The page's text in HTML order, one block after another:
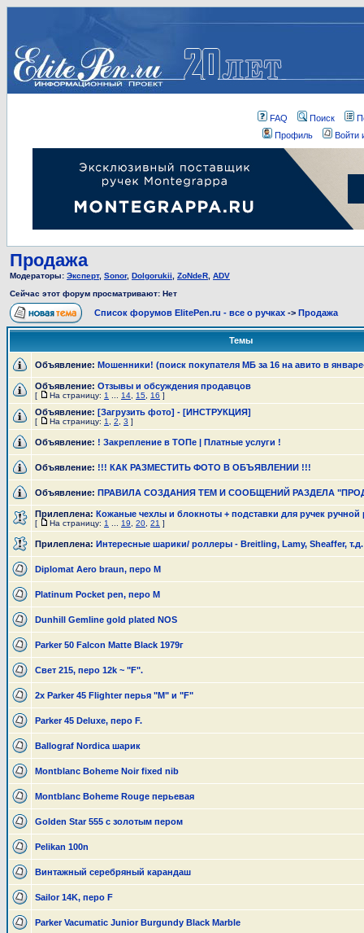
FAQ Поиск
Профиль
Войти
Продажа
Модераторы: Эксперт, Sonor, Dolgorukii ZoNdeR ADV
Сейчас этот форум просматривают: Нет
Список форумов ElitePen.ru - все о ручках -> Продажа
Темы
Объявление: Мошенники! (поиск покупателя МБ за 16 на авито в
Объявление: Отзывы и обсуждения продавцов
[ На страницу: 1 14 15 16 ]
Объявление: [Загрузить фото] - [ИНСТРУКЦИЯ]
[ На страницу: 1 2 3 ]
Объявление: ! Закрепление в ТОПе | Платные услуги !
Объявление: !!! КАК РАЗМЕСТИТЬ ФОТО В ОБЪЯВЛЕНИИ !!!
Объявление: ПРАВИЛА СОЗДАНИЯ ТЕМ И СООБЩЕНИЙ РАЗДЕЛА
Прилеплена: Кожаные чехлы и блокноты + подставки для ручек ручной
[ На страницу: 1 19 20 21 ]
Прилеплена: Интересные шарики/ роллеры - Breitling, Lamy, Sheaffer, т.д.
Diplomat Aero braun, перо М
Platinum Pocket pen, перо M
Dunhill Gemline gold plated NOS
Parker 50 Falcon Matte Black 1979г
Свет 215, перо 12k ~ "F".
2x Parker 45 Flighter перья "M" и "F"
Parker 45 Deluxe, перо F.
Ballograf Nordica шарик
Montblanc Boheme Noir fixed nib
Montblanc Boheme Rouge перьевая
Golden Star 555 с золотым пером
Pelikan 100n
Винтажный серебряный карандаш
Sailor 14K, перо F
Parker Vacumatic Junior Burgundy Black Marble